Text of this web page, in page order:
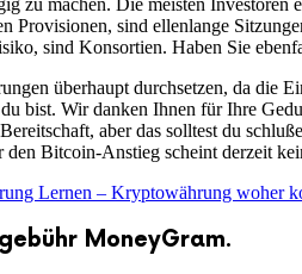
zu machen. Die meisten
Provisionen, sind ellenlange
sind Konsortien. Haben Sie
überhaupt durchsetzen, da die
bist. Wir danken Ihnen für Ihre
aber das solltest du
den Bitcoin-Anstieg scheint derzeit
Lernen – Kryptowährung woher
MoneyGram.